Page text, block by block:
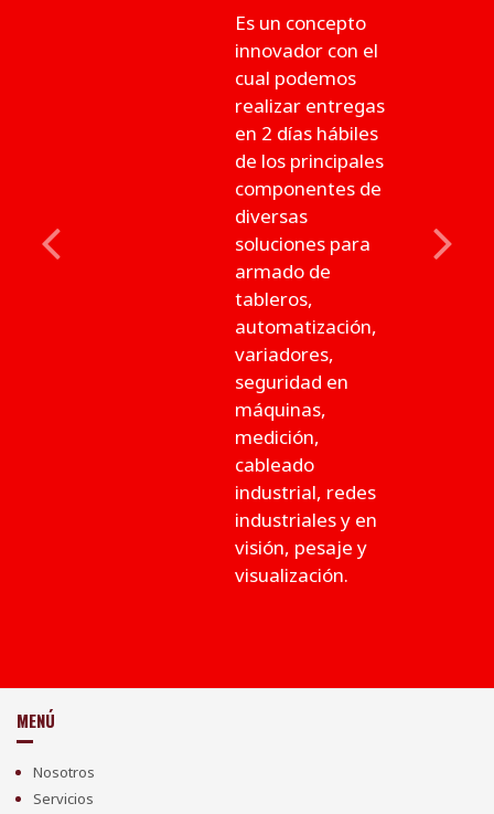
Es un concepto
innovador con el
cual podemos
realizar entregas
en 2 días hábiles
de los principales
componentes de
diversas
soluciones para
armado de
tableros,
automatización,
variadores,
seguridad en
máquinas,
medición,
cableado
industrial, redes
industriales y en
visión, pesaje y
visualización.
Previous Next
MENÚ
Nosotros
Servicios